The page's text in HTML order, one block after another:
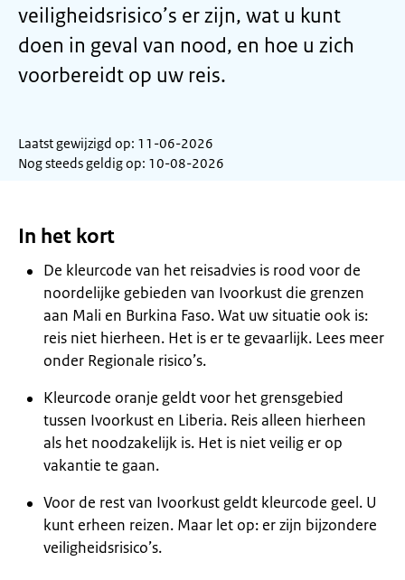
veiligheidsrisico’s er zijn, wat u kunt
doen in geval van nood, en hoe u zich
voorbereidt op uw reis.
Laatst gewijzigd op: 11-06-2026
Nog steeds geldig op: 10-08-2026
In het kort
De kleurcode van het reisadvies is rood voor de
noordelijke gebieden van Ivoorkust die grenzen
aan Mali en Burkina Faso. Wat uw situatie ook is:
reis niet hierheen. Het is er te gevaarlijk. Lees meer
onder Regionale risico’s.
Kleurcode oranje geldt voor het grensgebied
tussen Ivoorkust en Liberia. Reis alleen hierheen
als het noodzakelijk is. Het is niet veilig er op
vakantie te gaan.
Voor de rest van Ivoorkust geldt kleurcode geel. U
kunt erheen reizen. Maar let op: er zijn bijzondere
veiligheidsrisico’s.